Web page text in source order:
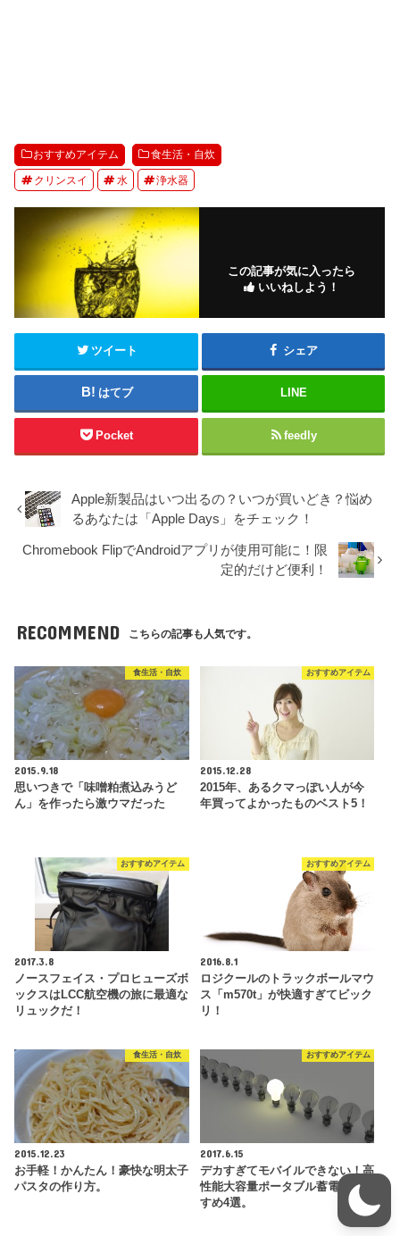
おすすめアイテム 食生活・自炊
クリンスイ 水 浄水器
この記事が気に入ったら
いいねしよう！
ツイート シェア
はてブ LINE
Pocket feedly
Apple新製品はいつ出るの？いつが買いどき？悩め
るあなたは「Apple Days」をチェック！
Chromebook FlipでAndroidアプリが使用可能に！限
定的だけど便利！
RECOMMEND こちらの記事も人気です。
食生活・自炊
2015.9.18
思いつきで「味噌粕煮込みうど
ん」を作ったら激ウマだった
おすすめアイテム
2015.12.28
2015年、あるクマっぽい人が今
年買ってよかったものベスト5！
おすすめアイテム
2017.3.8
ノースフェイス・プロヒューズボ
ックスはLCC航空機の旅に最適な
リュックだ！
おすすめアイテム
2016.8.1
ロジクールのトラックボールマウ
ス「m570t」が快適すぎてビック
リ！
食生活・自炊
2015.12.23
お手軽！かんたん！豪快な明太子
パスタの作り方。
おすすめアイテム
2017.6.15
デカすぎてモバイルできない！高
性能大容量ポータブル蓄電池おす
すめ4選。